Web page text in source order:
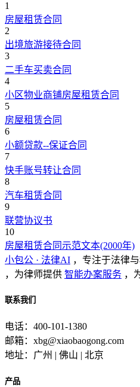
1
房屋租赁合同
2
出境旅游接待合同
3
二手车买卖合同
4
小区物业商铺房屋租赁合同
5
房屋租赁合同
6
小额贷款--保证合同
7
快手账号转让合同
8
汽车租赁合同
9
联营协议书
10
房屋租赁合同示范文本(2000年)
小包公 · 法律AI ，专注于法律
，为律师提供 智能办案服务 ，
联系我们
电话：400-101-1380
邮箱：xbg@xiaobaogong.com
地址：广州 | 佛山 | 北京
产品